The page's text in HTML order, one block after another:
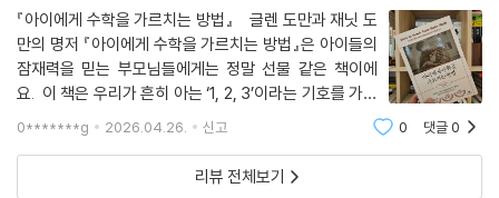
도만의 교육 철학은 아이의 지능과 학업 성취뿐 아니라 정서 발달과 부모-
자녀 관계에도 긍정적인 변화를 가져온다. 부모의 적극적이고 정서적인 지
지를 얻으면 아이는 배움에 대한 긍정적인 감각을 학습하게 되기 때문이
다.
직관을 통해 세상을 배우기 시작하는 이 시기를 놓치지 않는다면, 아이의
뇌는 폭발적으로 성장하고 부모와의 유대는 한층 깊어질 것이다. 우리는
『아이에게 수학을 가르치는 방법』 글렌 도만과 재닛 도
만의 명저 『아이에게 수학을 가르치는 방법』은 아이들의
잠재력을 믿는 부모님들에게는 정말 선물 같은 책이에
요. 이 책은 우리가 흔히 아는 ‘1, 2, 3’이라는 기호를 가르
치는 수학책이 아니에요. 저자인 글렌 도만은 아이들이 기
호인 ‘숫자’를 배우기 훨씬 전부터 사물의 실제 개수인 ‘수
0*******g 2026.04.26. 신고 0 댓글0
리뷰 전체보기